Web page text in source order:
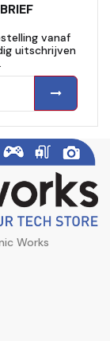
vanaf
uitschrijven
Works